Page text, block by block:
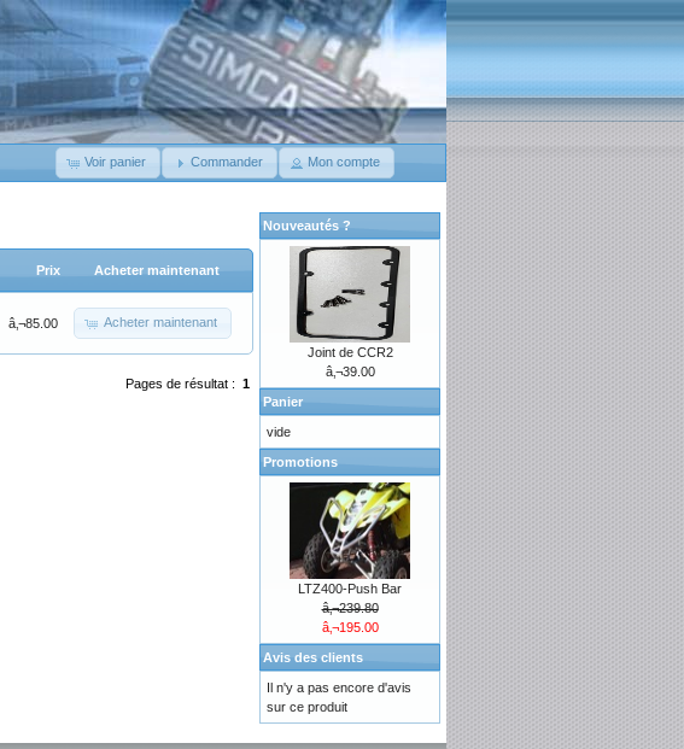
Voir panier Commander Mon compte
Prix Acheter maintenant
â‚¬85.00 Acheter maintenant
Pages de résultat : 1
Nouveautés ?
Joint de CCR2
â‚¬39.00
Panier
vide
Promotions
LTZ400-Push Bar
â‚¬239.80
â‚¬195.00
Avis des clients
Il n'y a pas encore d'avis
sur ce produit